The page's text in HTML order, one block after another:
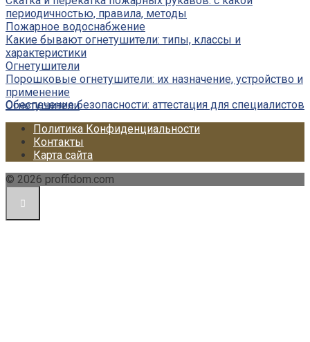
периодичностью, правила, методы
Пожарное водоснабжение
Какие бывают огнетушители: типы, классы и
характеристики
Огнетушители
Порошковые огнетушители: их назначение, устройство и
применение
Огнетушители
Обеспечение безопасности: аттестация для специалистов
Политика Конфиденциальности
Контакты
Карта сайта
© 2026 proffidom.com